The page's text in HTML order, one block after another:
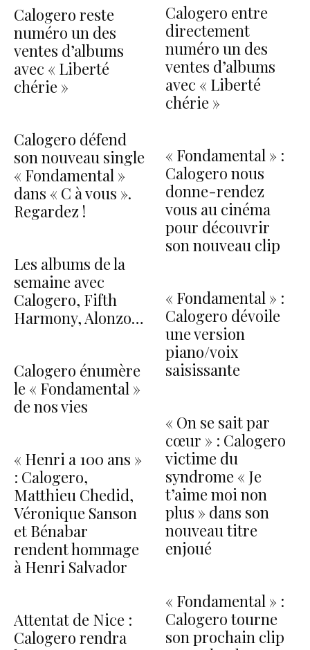
Calogero reste
numéro un des
ventes d’albums
avec « Liberté
chérie »
Calogero défend
son nouveau single
« Fondamental »
dans « C à vous ».
Regardez !
Les albums de la
semaine avec
Calogero, Fifth
Harmony, Alonzo…
Calogero énumère
le « Fondamental »
de nos vies
« Henri a 100 ans »
: Calogero,
Matthieu Chedid,
Véronique Sanson
et Bénabar
rendent hommage
à Henri Salvador
Attentat de Nice :
Calogero rendra
Calogero entre
directement
numéro un des
ventes d’albums
avec « Liberté
chérie »
« Fondamental » :
Calogero nous
donne-rendez
vous au cinéma
pour découvrir
son nouveau clip
« Fondamental » :
Calogero dévoile
une version
piano/voix
saisissante
« On se sait par
cœur » : Calogero
victime du
syndrome « Je
t’aime moi non
plus » dans son
nouveau titre
enjoué
« Fondamental » :
Calogero tourne
son prochain clip